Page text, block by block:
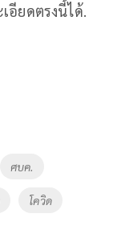
อียดตรงนี้ได้.
ศบค.
โควิด